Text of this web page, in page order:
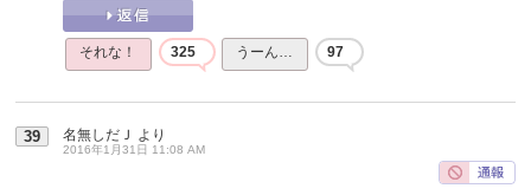
それな！ 325 うーん… 97
39 名無しだＪ より
2016年1月31日 11:08 AM